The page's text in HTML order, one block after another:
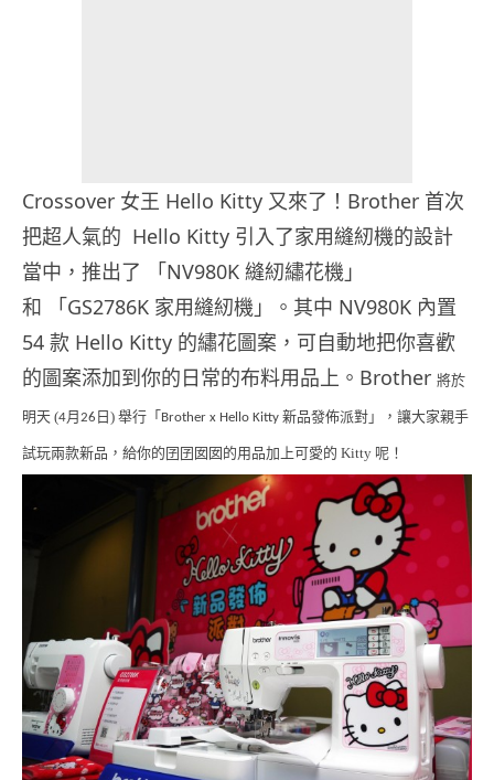
Crossover 女王 Hello Kitty 又來了！Brother 首次
把超人氣的 Hello Kitty 引入了家用縫紉機的設計
當中，推出了 「NV980K 縫紉繡花機」
和 「GS2786K 家用縫紉機」。其中 NV980K 內置
54 款 Hello Kitty 的繡花圖案，可自動地把你喜歡
的圖案添加到你的日常的布料用品上。Brother 將於
明天 (4月 26 日) 舉行 「 Brother x Hello Kitty 新品發佈派對 」，讓大家親手
試玩兩款新品，給你的囝囝囡囡的用品加上可愛的 Kitty 呢！